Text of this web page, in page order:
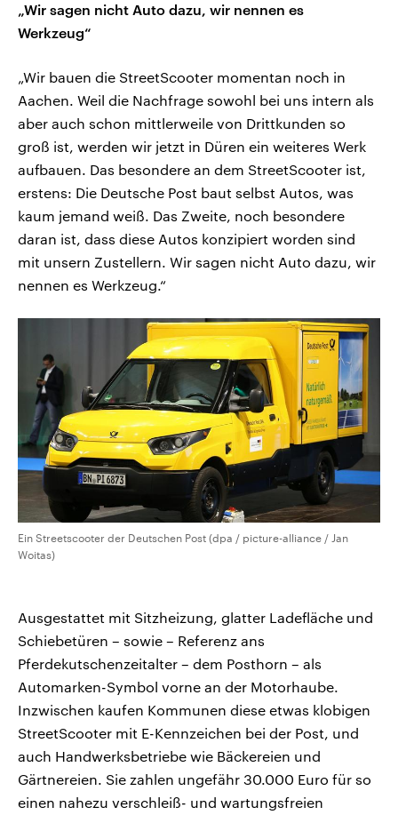
„Wir sagen nicht Auto dazu, wir nennen es
Werkzeug“
„Wir bauen die StreetScooter momentan noch in
Aachen. Weil die Nachfrage sowohl bei uns intern als
aber auch schon mittlerweile von Drittkunden so
groß ist, werden wir jetzt in Düren ein weiteres Werk
aufbauen. Das besondere an dem StreetScooter ist,
erstens: Die Deutsche Post baut selbst Autos, was
kaum jemand weiß. Das Zweite, noch besondere
daran ist, dass diese Autos konzipiert worden sind
mit unsern Zustellern. Wir sagen nicht Auto dazu, wir
nennen es Werkzeug.“
Ein Streetscooter der Deutschen Post (dpa / picture-alliance / Jan
Woitas)
Ausgestattet mit Sitzheizung, glatter Ladefläche und
Schiebetüren – sowie – Referenz ans
Pferdekutschenzeitalter – dem Posthorn – als
Automarken-Symbol vorne an der Motorhaube.
Inzwischen kaufen Kommunen diese etwas klobigen
StreetScooter mit E-Kennzeichen bei der Post, und
auch Handwerksbetriebe wie Bäckereien und
Gärtnereien. Sie zahlen ungefähr 30.000 Euro für so
einen nahezu verschleiß- und wartungsfreien